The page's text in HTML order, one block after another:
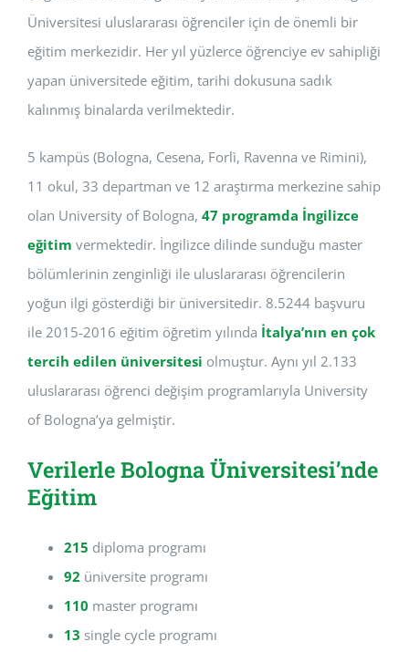
Üniversitesi uluslararası öğrenciler için de önemli bir
eğitim merkezidir. Her yıl yüzlerce öğrenciye ev sahipliği
yapan üniversitede eğitim, tarihi dokusuna sadık
kalınmış binalarda verilmektedir.
5 kampüs (Bologna, Cesena, Forlì, Ravenna ve Rimini),
11 okul, 33 departman ve 12 araştırma merkezine sahip
olan University of Bologna, 47 programda İngilizce
eğitim vermektedir. İngilizce dilinde sunduğu master
bölümlerinin zenginliği ile uluslararası öğrencilerin
yoğun ilgi gösterdiği bir üniversitedir. 8.5244 başvuru
ile 2015-2016 eğitim öğretim yılında İtalya’nın en çok
tercih edilen üniversitesi olmuştur. Aynı yıl 2.133
uluslararası öğrenci değişim programlarıyla University
of Bologna’ya gelmiştir.
Verilerle Bologna Üniversitesi’nde
Eğitim
215 diploma programı
92 üniversite programı
110 master programı
13 single cycle programı